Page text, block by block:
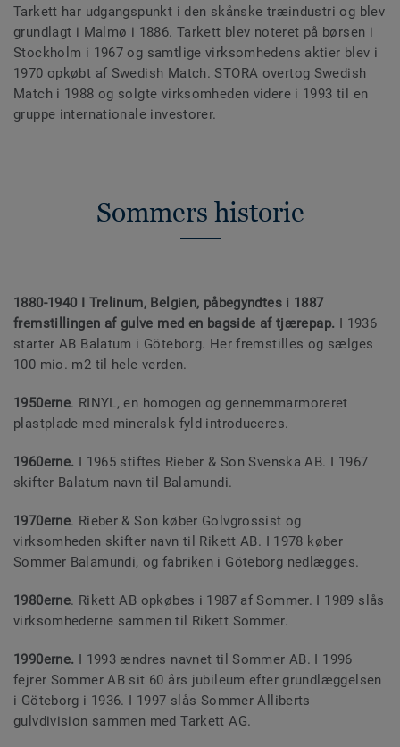
Tarkett har udgangspunkt i den skånske træindustri og blev
grundlagt i Malmø i 1886. Tarkett blev noteret på børsen i
Stockholm i 1967 og samtlige virksomhedens aktier blev i
1970 opkøbt af Swedish Match. STORA overtog Swedish
Match i 1988 og solgte virksomheden videre i 1993 til en
gruppe internationale investorer.
Sommers historie
1880-1940 I Trelinum, Belgien, påbegyndtes i 1887
fremstillingen af gulve med en bagside af tjærepap. I 1936
starter AB Balatum i Göteborg. Her fremstilles og sælges
100 mio. m2 til hele verden.
1950erne. RINYL, en homogen og gennemmarmoreret
plastplade med mineralsk fyld introduceres.
1960erne. I 1965 stiftes Rieber & Son Svenska AB. I 1967
skifter Balatum navn til Balamundi.
1970erne. Rieber & Son køber Golvgrossist og
virksomheden skifter navn til Rikett AB. I 1978 køber
Sommer Balamundi, og fabriken i Göteborg nedlægges.
1980erne. Rikett AB opkøbes i 1987 af Sommer. I 1989 slås
virksomhederne sammen til Rikett Sommer.
1990erne. I 1993 ændres navnet til Sommer AB. I 1996
fejrer Sommer AB sit 60 års jubileum efter grundlæggelsen
i Göteborg i 1936. I 1997 slås Sommer Alliberts
gulvdivision sammen med Tarkett AG.